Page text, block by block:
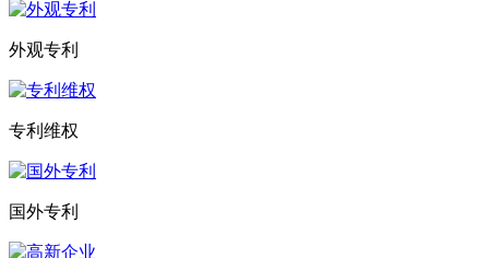
外观专利
专利维权
国外专利